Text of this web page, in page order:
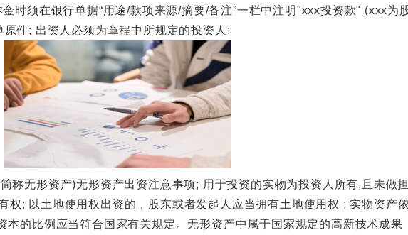
须在银行单据“用途/款项来源/摘要/备注”一栏中注明"xxx投资款" (xxx为
件; 出资人必须为章程中所规定的投资人;
无形资产)无形资产出资注意事项; 用于投资的实物为投资人所有,且未做
权; 以土地使用权出资的，股东或者发起人应当拥有土地使用权 ; 实物资产
的比例应当符合国家有关规定。无形资产中属于国家规定的高新技术成果